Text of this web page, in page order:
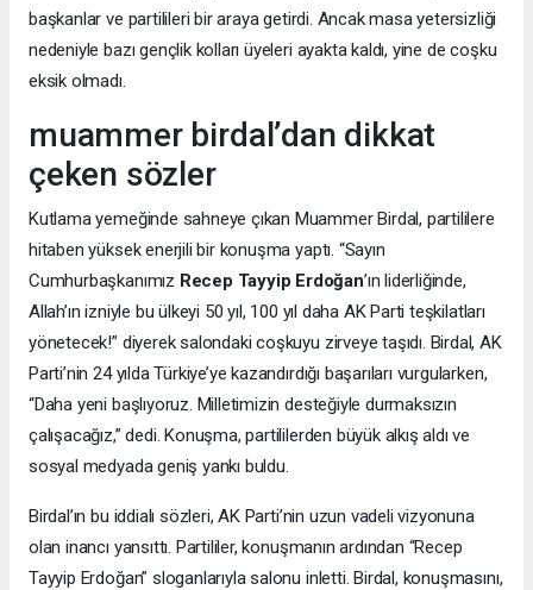
başkanlar ve partilileri bir araya getirdi. Ancak masa yetersizliği
nedeniyle bazı gençlik kolları üyeleri ayakta kaldı, yine de coşku
eksik olmadı.
muammer birdal’dan dikkat
çeken sözler
Kutlama yemeğinde sahneye çıkan Muammer Birdal, partililere
hitaben yüksek enerjili bir konuşma yaptı. “Sayın
Cumhurbaşkanımız Recep Tayyip Erdoğan’ın liderliğinde,
Allah’ın izniyle bu ülkeyi 50 yıl, 100 yıl daha AK Parti teşkilatları
yönetecek!” diyerek salondaki coşkuyu zirveye taşıdı. Birdal, AK
Parti’nin 24 yılda Türkiye’ye kazandırdığı başarıları vurgularken,
“Daha yeni başlıyoruz. Milletimizin desteğiyle durmaksızın
çalışacağız,” dedi. Konuşma, partililerden büyük alkış aldı ve
sosyal medyada geniş yankı buldu.
Birdal’ın bu iddialı sözleri, AK Parti’nin uzun vadeli vizyonuna
olan inancı yansıttı. Partililer, konuşmanın ardından “Recep
Tayyip Erdoğan” sloganlarıyla salonu inletti. Birdal, konuşmasını,